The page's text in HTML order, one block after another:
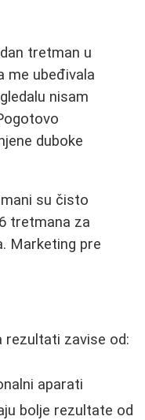
tretman u
me ubeđivala
nisam
duboke
su čisto
tretmana za
Marketing pre
rezultati zavise od:
aparati
bolje rezultate od